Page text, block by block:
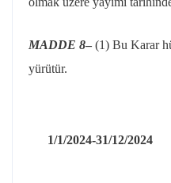
MADDE 8– (1) Bu Karar
yürütür.
1/1/2024-31/12/2024